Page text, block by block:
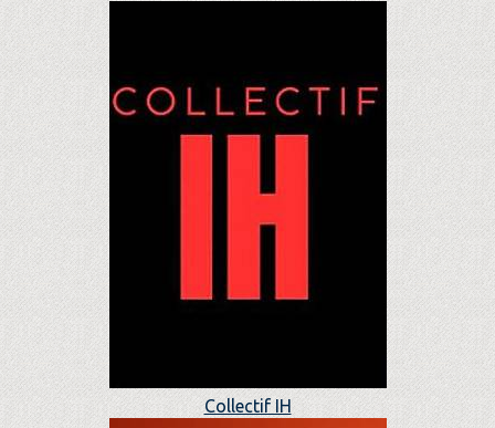
Collectif IH